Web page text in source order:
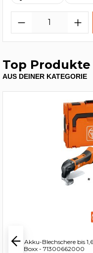
Top Produkte
AUS DEINER KATEGORIE
Fein Akku-Blechschere bis
in L-Boxx - 71300662000